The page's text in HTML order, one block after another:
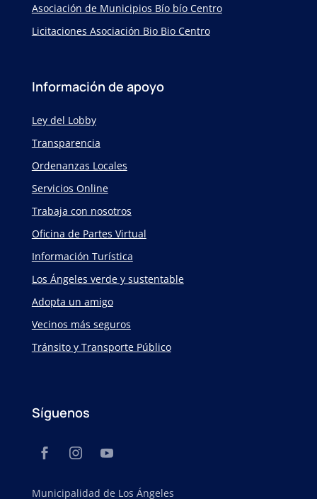
Asociación de Municipios Bío bío Centro
Licitaciones Asociación Bio Bio Centro
Información de apoyo
Ley del Lobby
Transparencia
Ordenanzas Locales
Servicios Online
Trabaja con nosotros
Oficina de Partes Virtual
Información Turística
Los Ángeles verde y sustentable
Adopta un amigo
Vecinos más seguros
Tránsito y Transporte Público
Síguenos
Municipalidad de Los Ángeles